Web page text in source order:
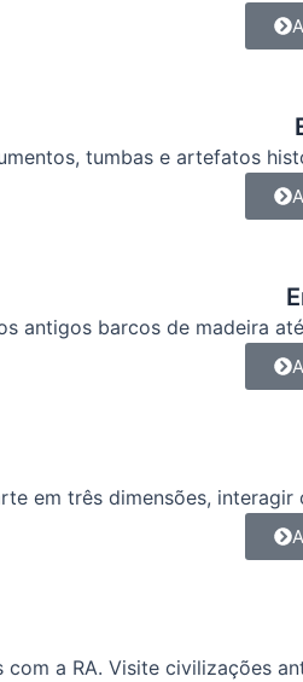
tumbas e artefatos
antigos barcos de madeira
em três dimensões,
a RA. Visite civilizações